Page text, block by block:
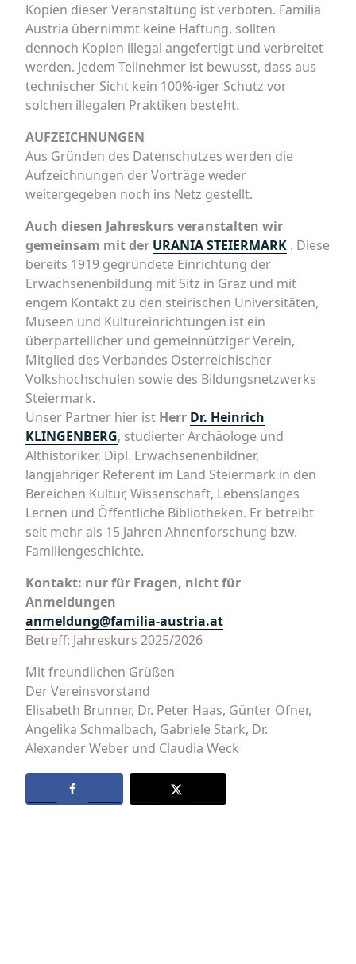
Kopien dieser Veranstaltung ist verboten. Familia
Austria übernimmt keine Haftung, sollten
dennoch Kopien illegal angefertigt und verbreitet
werden. Jedem Teilnehmer ist bewusst, dass aus
technischer Sicht kein 100%-iger Schutz vor
solchen illegalen Praktiken besteht.
AUFZEICHNUNGEN
Aus Gründen des Datenschutzes werden die
Aufzeichnungen der Vorträge weder
weitergegeben noch ins Netz gestellt.
Auch diesen Jahreskurs veranstalten wir
gemeinsam mit der URANIA STEIERMARK . Diese
bereits 1919 gegründete Einrichtung der
Erwachsenenbildung mit Sitz in Graz und mit
engem Kontakt zu den steirischen Universitäten,
Museen und Kultureinrichtungen ist ein
überparteilicher und gemeinnütziger Verein,
Mitglied des Verbandes Österreichischer
Volkshochschulen sowie des Bildungsnetzwerks
Steiermark.
Unser Partner hier ist Herr Dr. Heinrich
KLINGENBERG, studierter Archäologe und
Althistoriker, Dipl. Erwachsenenbildner,
langjähriger Referent im Land Steiermark in den
Bereichen Kultur, Wissenschaft, Lebenslanges
Lernen und Öffentliche Bibliotheken. Er betreibt
seit mehr als 15 Jahren Ahnenforschung bzw.
Familiengeschichte.
Kontakt: nur für Fragen, nicht für
Anmeldungen
anmeldung@familia-austria.at
Betreff: Jahreskurs 2025/2026
Mit freundlichen Grüßen
Der Vereinsvorstand
Elisabeth Brunner, Dr. Peter Haas, Günter Ofner,
Angelika Schmalbach, Gabriele Stark, Dr.
Alexander Weber und Claudia Weck